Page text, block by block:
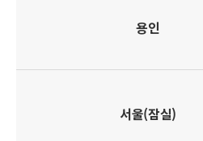
용인
서울(잠실)